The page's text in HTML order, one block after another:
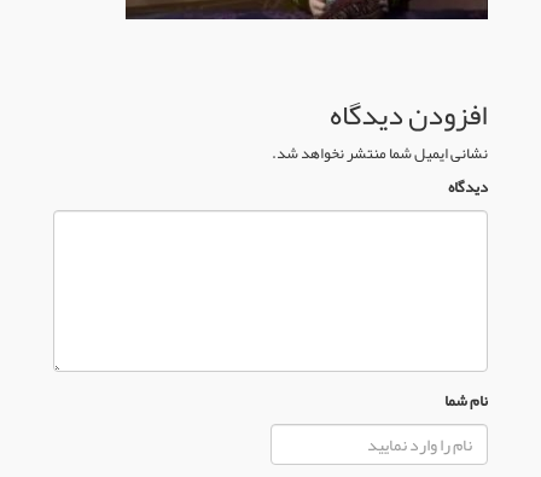
افزودن دیدگاه
نشانی ایمیل شما منتشر نخواهد شد.
دیدگاه
نام شما